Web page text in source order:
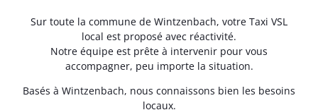
Sur toute la commune de Wintzenbach, votre Taxi VSL
local est proposé avec réactivité.
Notre équipe est prête à intervenir pour vous
accompagner, peu importe la situation.
Basés à Wintzenbach, nous connaissons bien les besoins
locaux.